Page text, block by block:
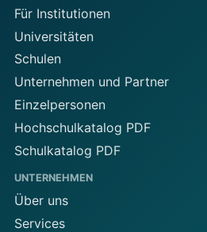
Für Institutionen
Universitäten
Schulen
Unternehmen und Partner
Einzelpersonen
Hochschulkatalog PDF
Schulkatalog PDF
UNTERNEHMEN
Über uns
Services